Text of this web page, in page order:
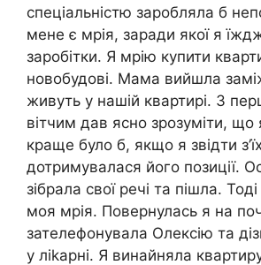
спеціальністю заробляла б
мене є мрія, заради якої я
заробітки. Я мрію купити
новобудові. Мама вийшла
живуть у нашій квартирі. З
вітчим дав ясно зрозуміти, що
краще було б, якщо я звідти
дотримувалася його позиції.
зібрала свої речі та пішла.
моя мрія. Повернулась я на
зателефонувала Олексію та
у ліkарні. Я винайняла